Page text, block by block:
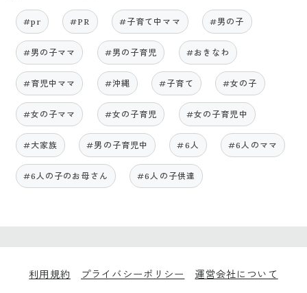
#pr #PR #子育て中ママ #男の子
#男の子ママ #男の子育児 #おきなわ
#育児中ママ #沖縄 #子育て #女の子
#女の子ママ #女の子育児 #女の子育児中
#大家族 #男の子育児中 #6人 #6人のママ
#6人の子のお母さん #6人の子供達
利用規約 プライバシーポリシー 運営会社について